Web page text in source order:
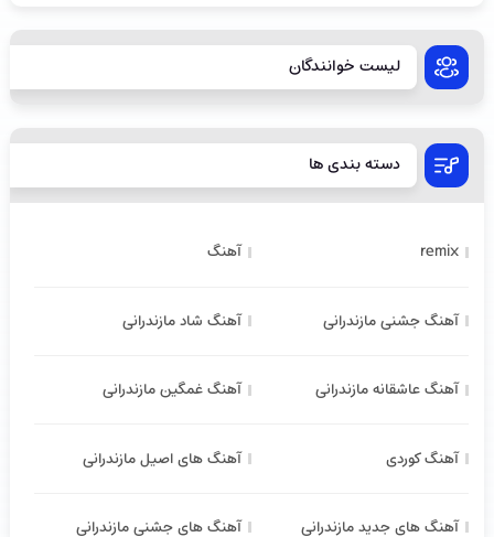
لیست خوانندگان
دسته بندی ها
remix آهنگ
آهنگ جشنی مازندرانی آهنگ شاد مازندرانی
آهنگ عاشقانه مازندرانی آهنگ غمگین مازندرانی
آهنگ کوردی آهنگ های اصیل مازندرانی
آهنگ های جدید مازندرانی آهنگ های جشنی مازندرانی